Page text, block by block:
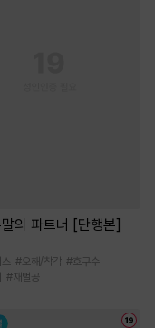
의 파트너 [단행본]
#오해/착각 #호구수
#재벌공